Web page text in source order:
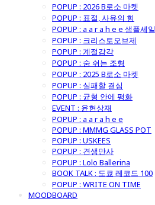
POPUP : 2026 B로소 마켓
POPUP : 표절, 사유의 힘
POPUP : a a r a h e e 샘플세일
POPUP : 크리스토오브제
POPUP : 계절감각
POPUP : 숨 쉬는 조형
POPUP : 2025 B로소 마켓
POPUP : 실패할 결심
POPUP : 균형 안에 평화
EVENT : 윤현상재
POPUP : a a r a h e e
POPUP : MMMG GLASS POT
POPUP : USKEES
POPUP : 견생만사
POPUP : Lolo Ballerina
BOOK TALK : 도쿄 레코드 100
POPUP : WRITE ON TIME
MOODBOARD